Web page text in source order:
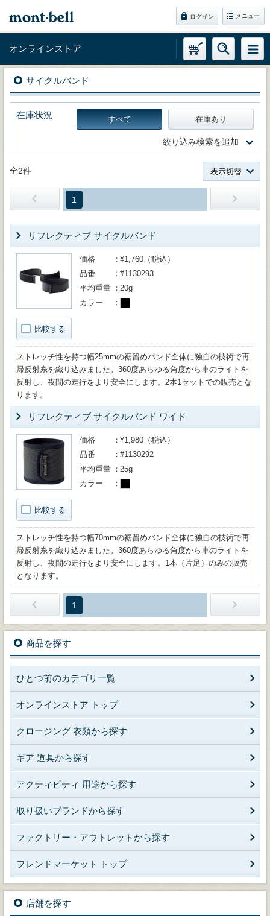
ログイン メニュー
オンラインストア
サイクルバンド
在庫状況 すべて 在庫あり
絞り込み検索を追加
全2件 表示切替
1
リフレクティブ サイクルバンド
比較する
価格
¥1,760（税込）
品番
#1130293
平均重量
20g
カラー
ストレッチ性を持つ幅25mmの裾留めバンド全体に独自の技術で再
帰反射糸を織り込みました。360度あらゆる角度から車のライトを
反射し、夜間の走行をより安全にします。2本1セットでの販売とな
ります。
リフレクティブ サイクルバンド ワイド
比較する
価格
¥1,980（税込）
品番
#1130292
平均重量
25g
カラー
ストレッチ性を持つ幅70mmの裾留めバンド全体に独自の技術で再
帰反射糸を織り込みました。360度あらゆる角度から車のライトを
反射し、夜間の走行をより安全にします。1本（片足）のみの販売
となります。
1
商品を探す
ひとつ前のカテゴリ一覧
オンラインストア トップ
クロージング 衣類から探す
ギア 道具から探す
アクティビティ 用途から探す
取り扱いブランドから探す
ファクトリー・アウトレットから探す
フレンドマーケット トップ
店舗を探す